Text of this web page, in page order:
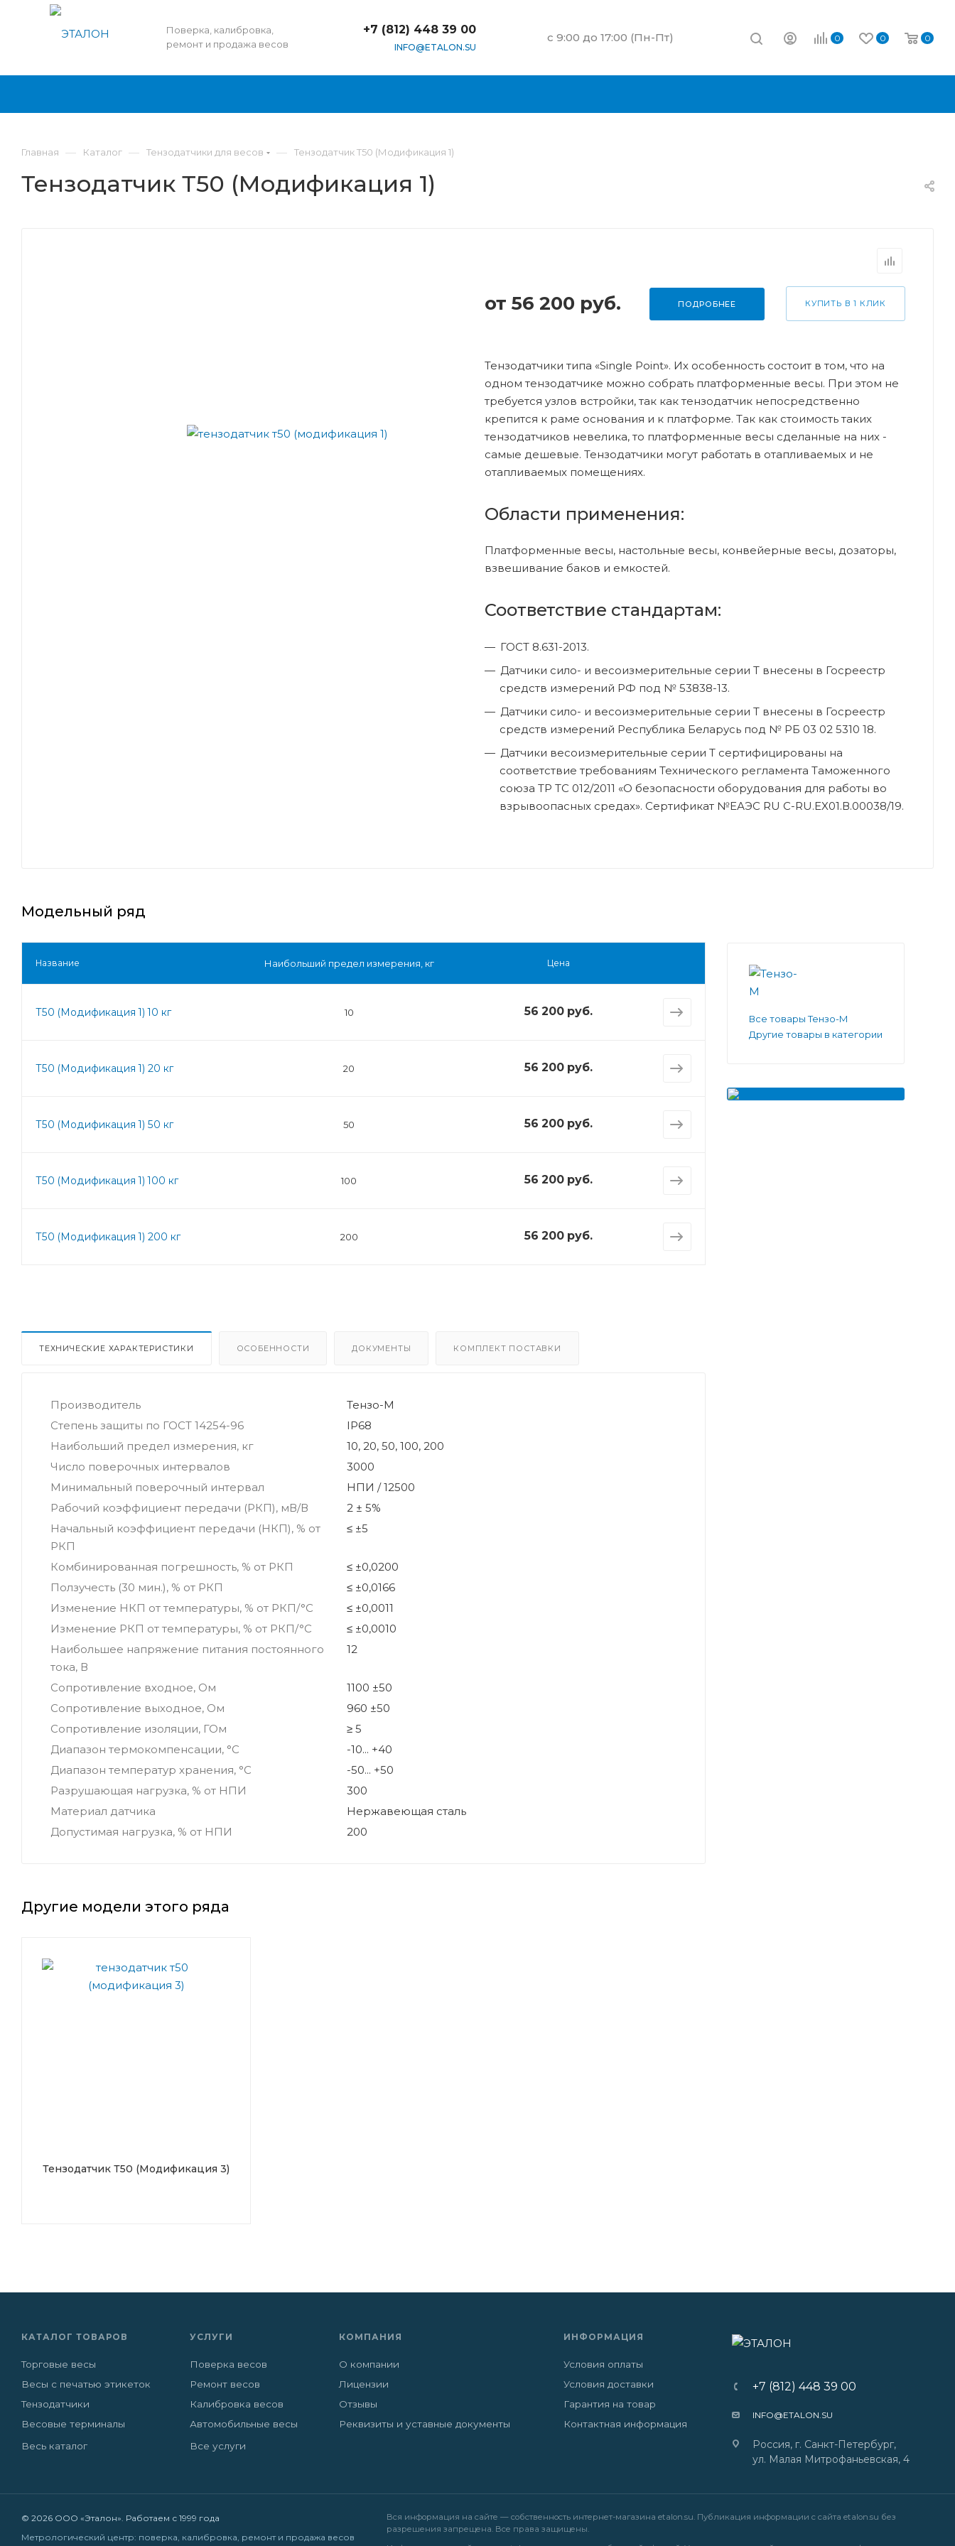
Поверка, калибровка,
ремонт и продажа весов
+7 (812) 448 39 00
INFO@ETALON.SU
c 9:00 до 17:00 (Пн-Пт) 0 0 0
Главная — Каталог — Тензодатчики для весов — Тензодатчик Т50 (Модификация 1)
Тензодатчик Т50 (Модификация 1)
от 56 200 руб. ПОДРОБНЕЕ КУПИТЬ В 1 КЛИК
Тензодатчики типа «Single Point». Их особенность состоит в том, что на
одном тензодатчике можно собрать платформенные весы. При этом не
требуется узлов встройки, так как тензодатчик непосредственно
крепится к раме основания и к платформе. Так как стоимость таких
тензодатчиков невелика, то платформенные весы сделанные на них -
самые дешевые. Тензодатчики могут работать в отапливаемых и не
отапливаемых помещениях.
Области применения:
Платформенные весы, настольные весы, конвейерные весы, дозаторы,
взвешивание баков и емкостей.
Соответствие стандартам:
ГОСТ 8.631-2013.
Датчики сило- и весоизмерительные серии Т внесены в Госреестр
средств измерений РФ под № 53838-13.
Датчики сило- и весоизмерительные серии Т внесены в Госреестр
средств измерений Республика Беларусь под № РБ 03 02 5310 18.
Датчики весоизмерительные серии Т сертифицированы на
соответствие требованиям Технического регламента Таможенного
союза TP ТС 012/2011 «О безопасности оборудования для работы во
взрывоопасных средах». Сертификат №ЕАЭС RU C-RU.EX01.В.00038/19.
Модельный ряд
Название Наибольший предел измерения, кг Цена
Т50 (Модификация 1) 10 кг 10 56 200руб.
Т50 (Модификация 1) 20 кг 20 56 200руб.
Т50 (Модификация 1) 50 кг 50 56 200руб.
Т50 (Модификация 1) 100 кг 100 56 200руб.
Т50 (Модификация 1) 200 кг 200 56 200руб.
ТЕХНИЧЕСКИЕ ХАРАКТЕРИСТИКИ ОСОБЕННОСТИ ДОКУМЕНТЫ КОМПЛЕКТ ПОСТАВКИ
Производитель
Тензо-М
Степень защиты по ГОСТ 14254-96
IP68
Наибольший предел измерения, кг
10, 20, 50, 100, 200
Число поверочных интервалов
3000
Минимальный поверочный интервал
НПИ / 12500
Рабочий коэффициент передачи (РКП), мВ/В
2 ± 5%
Начальный коэффициент передачи (НКП), % от
РКП
≤ ±5
Комбинированная погрешность, % от РКП
≤ ±0,0200
Ползучесть (30 мин.), % от РКП
≤ ±0,0166
Изменение НКП от температуры, % от РКП/°С
≤ ±0,0011
Изменение РКП от температуры, % от РКП/°С
≤ ±0,0010
Наибольшее напряжение питания постоянного
тока, В
12
Сопротивление входное, Ом
1100 ±50
Сопротивление выходное, Ом
960 ±50
Сопротивление изоляции, ГОм
≥ 5
Диапазон термокомпенсации, °С
-10... +40
Диапазон температур хранения, °С
-50... +50
Разрушающая нагрузка, % от НПИ
300
Материал датчика
Нержавеющая сталь
Допустимая нагрузка, % от НПИ
200
Другие модели этого ряда
Тензодатчик Т50 (Модификация 3)
Все товары Тензо-М
Другие товары в категории
КАТАЛОГ ТОВАРОВ
Торговые весы
Весы с печатью этикеток
Тензодатчики
Весовые терминалы
Весь каталог
УСЛУГИ
Поверка весов
Ремонт весов
Калибровка весов
Автомобильные весы
Все услуги
КОМПАНИЯ
О компании
Лицензии
Отзывы
Реквизиты и уставные документы
ИНФОРМАЦИЯ
Условия оплаты
Условия доставки
Гарантия на товар
Контактная информация
+7 (812) 448 39 00
INFO@ETALON.SU
Россия, г. Санкт-Петербург,
ул. Малая Митрофаньевская, 4
© 2026 ООО «Эталон». Работаем с 1999 года
Метрологический центр: поверка, калибровка, ремонт и продажа весов
Вся информация на сайте — собственность интернет-магазина etalon.su. Публикация информации с сайта etalon.su без
разрешения запрещена. Все права защищены.